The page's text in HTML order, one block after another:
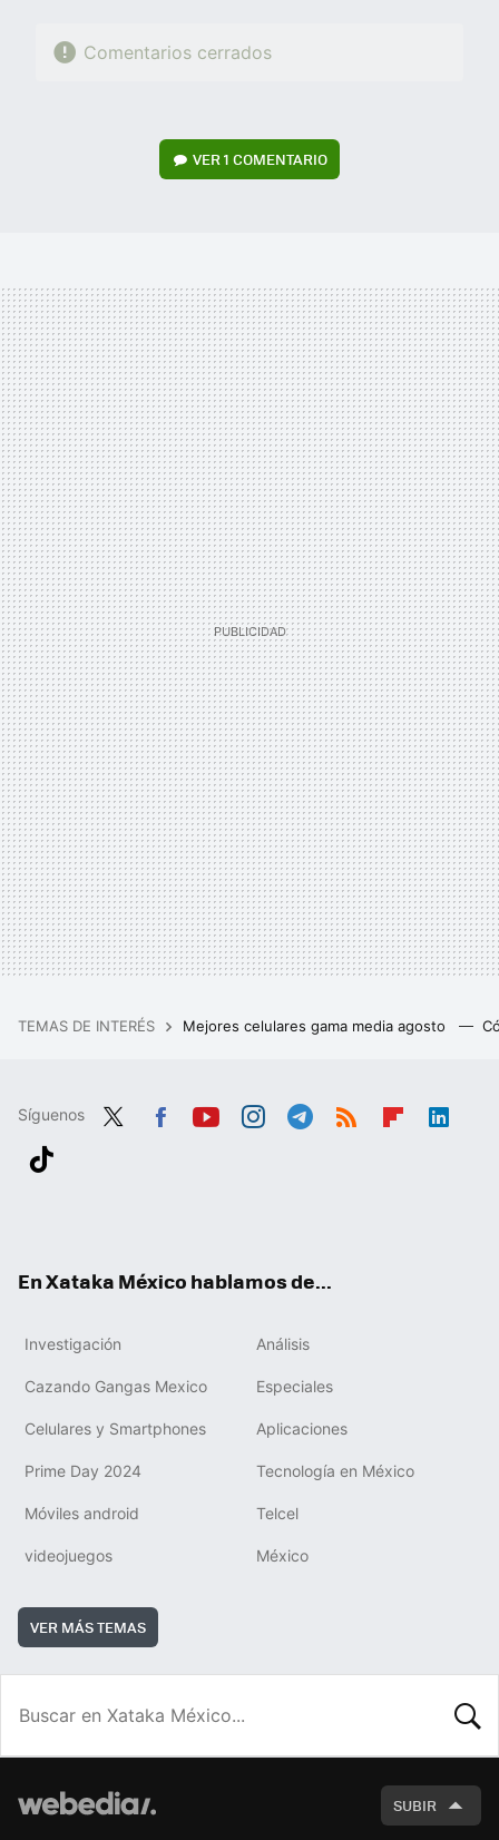
Comentarios cerrados
VER1 COMENTARIO
TEMAS DE INTERÉS Mejores celulares gama media agosto
Síguenos
En Xataka México hablamos de...
Investigación Análisis
Cazando Gangas Mexico Especiales
Celulares y Smartphones Aplicaciones
Prime Day 2024 Tecnología en México
Móviles android Telcel
videojuegos México
VER MÁS TEMAS
SUBIR